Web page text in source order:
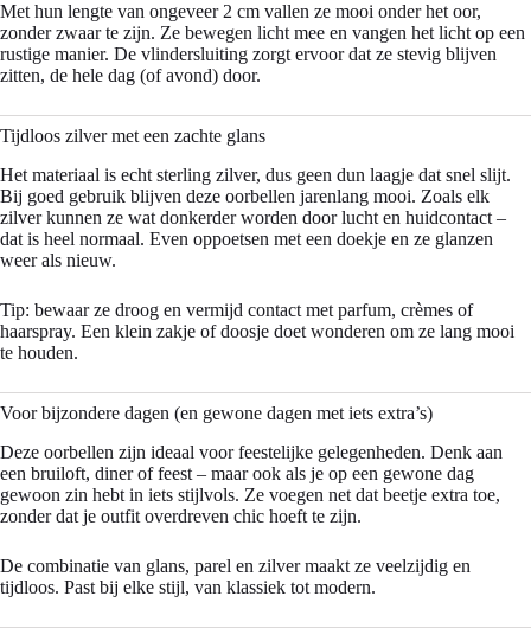
Met hun lengte van ongeveer 2 cm vallen ze mooi onder het oor,
zonder zwaar te zijn. Ze bewegen licht mee en vangen het licht op een
rustige manier. De vlindersluiting zorgt ervoor dat ze stevig blijven
zitten, de hele dag (of avond) door.
Tijdloos zilver met een zachte glans
Het materiaal is echt sterling zilver, dus geen dun laagje dat snel slijt.
Bij goed gebruik blijven deze oorbellen jarenlang mooi. Zoals elk
zilver kunnen ze wat donkerder worden door lucht en huidcontact –
dat is heel normaal. Even oppoetsen met een doekje en ze glanzen
weer als nieuw.
Tip: bewaar ze droog en vermijd contact met parfum, crèmes of
haarspray. Een klein zakje of doosje doet wonderen om ze lang mooi
te houden.
Voor bijzondere dagen (en gewone dagen met iets extra’s)
Deze oorbellen zijn ideaal voor feestelijke gelegenheden. Denk aan
een bruiloft, diner of feest – maar ook als je op een gewone dag
gewoon zin hebt in iets stijlvols. Ze voegen net dat beetje extra toe,
zonder dat je outfit overdreven chic hoeft te zijn.
De combinatie van glans, parel en zilver maakt ze veelzijdig en
tijdloos. Past bij elke stijl, van klassiek tot modern.